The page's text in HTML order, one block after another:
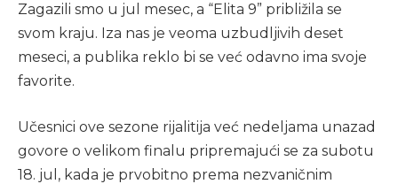
Zagazili smo u jul mesec, a “Elita 9” približila se
svom kraju. Iza nas je veoma uzbudljivih deset
meseci, a publika reklo bi se već odavno ima svoje
favorite.
Učesnici ove sezone rijalitija već nedeljama unazad
govore o velikom finalu pripremajući se za subotu
18. jul, kada je prvobitno prema nezvaničnim